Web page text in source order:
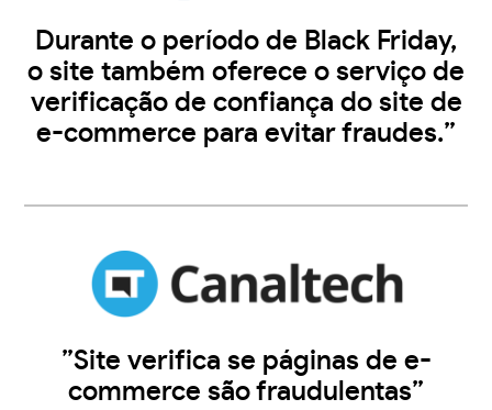
Durante o período de Black Friday,
o site também oferece o serviço de
verificação de confiança do site de
e-commerce para evitar fraudes.”
”Site verifica se páginas de e-
commerce são fraudulentas”